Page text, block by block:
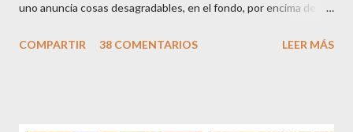
uno anuncia cosas desagradables, en el fondo, por encima de la
Pero francamente estos socialistas son tan transparentes en su
COMPARTIR 38 COMENTARIOS LEER MÁS